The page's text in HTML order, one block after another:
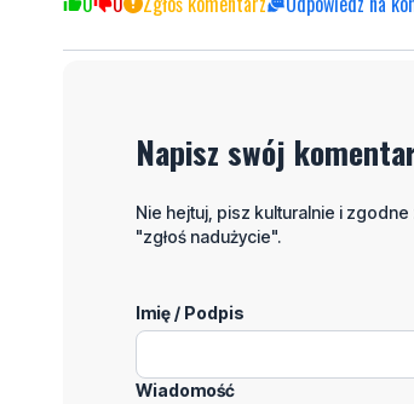
Napisz swój
Nie hejtuj, pisz kulturalnie i
"zgłoś nadużycie".
Imię / Podpis
Wiadomość